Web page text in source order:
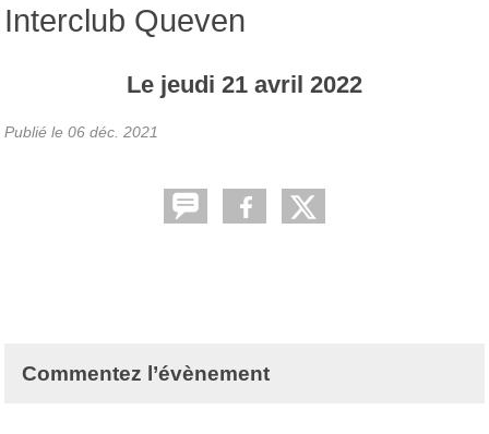
Interclub Queven
Le jeudi 21 avril 2022
Publié le 06 déc. 2021
Commentez l’évènement